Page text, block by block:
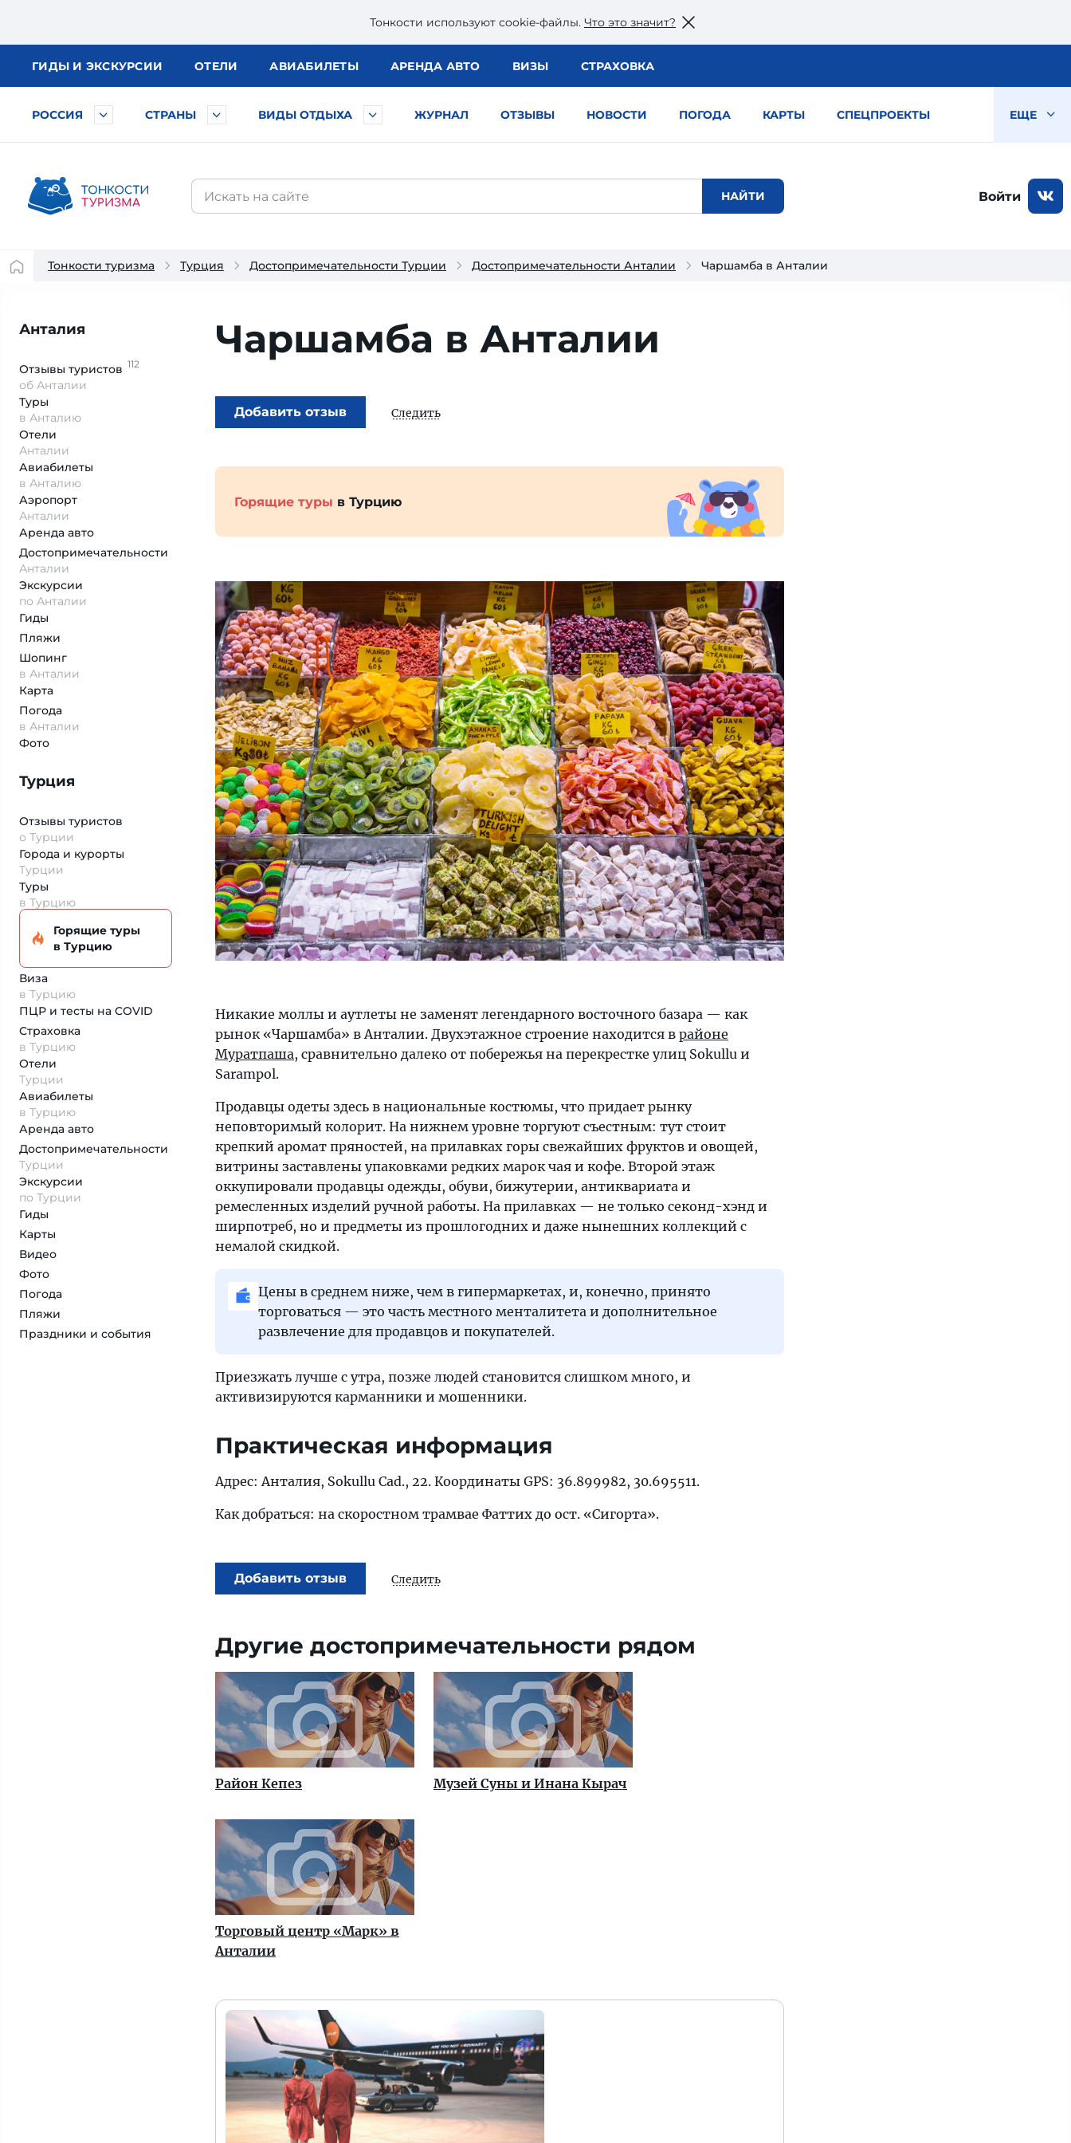
Тонкости используют сookie-файлы. Что это значит?
ГИДЫ И ЭКСКУРСИИ ОТЕЛИ АВИАБИЛЕТЫ АРЕНДА АВТО ВИЗЫ СТРАХОВКА
РОССИЯ СТРАНЫ ВИДЫ ОТДЫХА ЖУРНАЛ ОТЗЫВЫ НОВОСТИ ПОГОДА КАРТЫ СПЕЦПРОЕКТЫ ЕЩЕ
Войти
Тонкости туризма Турция Достопримечательности Турции Достопримечательности Анталии Чаршамба в Анталии
Анталия
Отзывы туристов 112
об Анталии
Туры
в Анталию
Отели
Анталии
Авиабилеты
в Анталию
Аэропорт
Анталии
Аренда авто
Достопримеча­тельности
Анталии
Экскурсии
по Анталии
Гиды
Пляжи
Шопинг
в Анталии
Карта
Погода
в Анталии
Фото
Турция
Отзывы туристов
о Турции
Города и курорты
Турции
Туры
в Турцию
Горящие туры
в Турцию
Виза
в Турцию
ПЦР и тесты на COVID
Страховка
в Турцию
Отели
Турции
Авиабилеты
в Турцию
Аренда авто
Достопримеча­тельности
Турции
Экскурсии
по Турции
Гиды
Карты
Видео
Фото
Погода
Пляжи
Праздники и события
Чаршамба в Анталии
Добавить отзыв Следить
Горящие туры в Турцию
Никакие моллы и аутлеты не заменят легендарного восточного базара — как
рынок «Чаршамба» в Анталии. Двухэтажное строение находится в районе
Муратпаша, сравнительно далеко от побережья на перекрестке улиц Sokullu и
Sarampol.
Продавцы одеты здесь в национальные костюмы, что придает рынку
неповторимый колорит. На нижнем уровне торгуют съестным: тут стоит
крепкий аромат пряностей, на прилавках горы свежайших фруктов и овощей,
витрины заставлены упаковками редких марок чая и кофе. Второй этаж
оккупировали продавцы одежды, обуви, бижутерии, антиквариата и
ремесленных изделий ручной работы. На прилавках — не только секонд-хэнд и
ширпотреб, но и предметы из прошлогодних и даже нынешних коллекций с
немалой скидкой.
Цены в среднем ниже, чем в гипермаркетах, и, конечно, принято
торговаться — это часть местного менталитета и дополнительное
развлечение для продавцов и покупателей.
Приезжать лучше с утра, позже людей становится слишком много, и
активизируются карманники и мошенники.
Практическая информация
Адрес: Анталия, Sokullu Cad., 22. Координаты GPS: 36.899982, 30.695511.
Как добраться: на скоростном трамвае Фаттих до ост. «Сигорта».
Добавить отзыв Следить
Другие достопримечательности рядом
Район Кепез Музей Суны и Инана Кырач
Торговый центр «Марк» в
Анталии